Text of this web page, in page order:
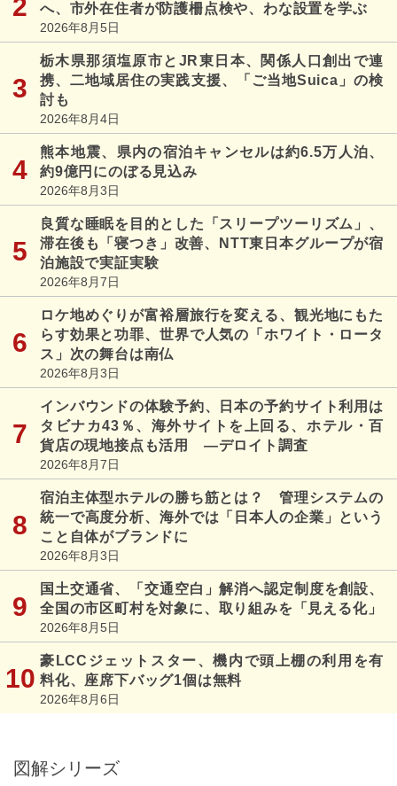
へ、市外在住者が防護柵点検や、わな設置を学ぶ
2026年8月5日
栃木県那須塩原市とJR東日本、関係人口創出で連
携、二地域居住の実践支援、「ご当地Suica」の検
討も
2026年8月4日
熊本地震、県内の宿泊キャンセルは約6.5万人泊、
約9億円にのぼる見込み
2026年8月3日
良質な睡眠を目的とした「スリープツーリズム」、
滞在後も「寝つき」改善、NTT東日本グループが宿
泊施設で実証実験
2026年8月7日
ロケ地めぐりが富裕層旅行を変える、観光地にもた
らす効果と功罪、世界で人気の「ホワイト・ロータ
ス」次の舞台は南仏
2026年8月3日
インバウンドの体験予約、日本の予約サイト利用は
タビナカ43％、海外サイトを上回る、ホテル・百
貨店の現地接点も活用 ―デロイト調査
2026年8月7日
宿泊主体型ホテルの勝ち筋とは？ 管理システムの
統一で高度分析、海外では「日本人の企業」という
こと自体がブランドに
2026年8月3日
国土交通省、「交通空白」解消へ認定制度を創設、
全国の市区町村を対象に、取り組みを「見える化」
2026年8月5日
豪LCCジェットスター、機内で頭上棚の利用を有
料化、座席下バッグ1個は無料
2026年8月6日
図解シリーズ